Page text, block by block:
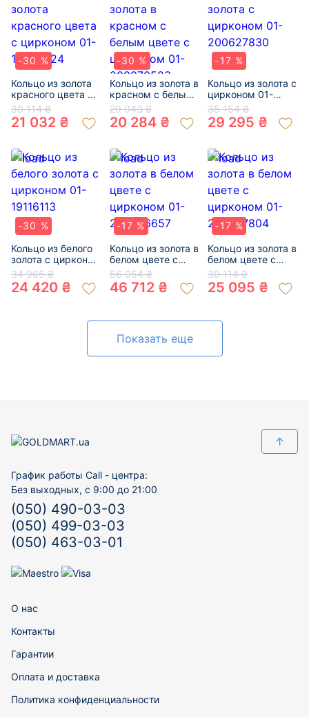
-30 %
Кольцо из золота
красного цвета с
цирконом 01-
19225924
30 114 ₴
21 032 ₴
-30 %
Кольцо из золота в
красном с белым
цвете с цирконом
01-200070583
29 043 ₴
20 284 ₴
-17 %
Кольцо из золота с
цирконом 01-
200627830
35 154 ₴
29 295 ₴
-30 %
Кольцо из белого
золота с цирконом
01-19116113
34 965 ₴
24 420 ₴
-17 %
Кольцо из золота в
белом цвете с
цирконом 01-
200606657
56 054 ₴
46 712 ₴
-17 %
Кольцо из золота в
белом цвете с
цирконом 01-
200627804
30 114 ₴
25 095 ₴
Показать еще
↑
График работы Call - центра:
Без выходных, с 9:00 до 21:00
(050) 490-03-03
(050) 499-03-03
(050) 463-03-01
О нас
Контакты
Гарантии
Оплата и доставка
Политика конфиденциальности